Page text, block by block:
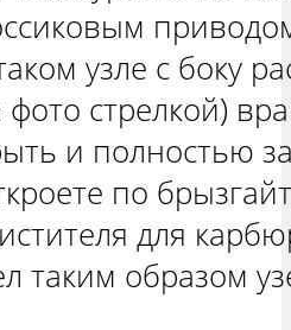
узле с боку
фото стрелкой)
и полностью
по
для
таким образом